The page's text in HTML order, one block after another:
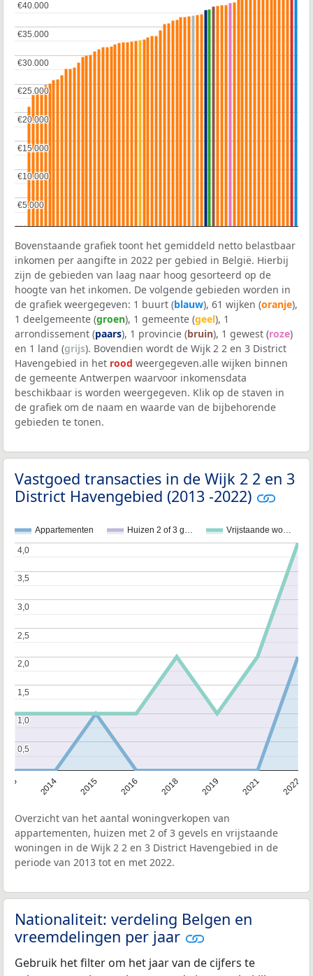
€5.000
€5.000
€10.000
€10.000
€15.000
€15.000
€20.000
€20.000
€25.000
€25.000
€30.000
€30.000
€35.000
€35.000
€40.000
€40.000
Bovenstaande grafiek toont het gemiddeld netto belastbaar
inkomen per aangifte in 2022 per gebied in België. Hierbij
zijn de gebieden van laag naar hoog gesorteerd op de
hoogte van het inkomen. De volgende gebieden worden in
de grafiek weergegeven: 1 buurt (blauw), 61 wijken (oranje),
1 deelgemeente (groen), 1 gemeente (geel), 1
arrondissement (paars), 1 provincie (bruin), 1 gewest (roze)
en 1 land (grijs). Bovendien wordt de Wijk 2 2 en 3 District
Havengebied in het rood weergegeven.alle wijken binnen
de gemeente Antwerpen waarvoor inkomensdata
beschikbaar is worden weergegeven. Klik op de staven in
de grafiek om de naam en waarde van de bijbehorende
gebieden te tonen.
Vastgoed transacties in de Wijk 2 2 en 3
District Havengebied (2013 -2022)
Appartementen Huizen 2 of 3 g… Vrijstaande wo…
2014 2015 2016 2018 2019 2021 2022
0,5
0,5
1,0
1,0
1,5
1,5
2,0
2,0
2,5
2,5
3,0
3,0
3,5
3,5
4,0
4,0
Overzicht van het aantal woningverkopen van
appartementen, huizen met 2 of 3 gevels en vrijstaande
woningen in de Wijk 2 2 en 3 District Havengebied in de
periode van 2013 tot en met 2022.
Nationaliteit: verdeling Belgen en
vreemdelingen per jaar
Gebruik het filter om het jaar van de cijfers te